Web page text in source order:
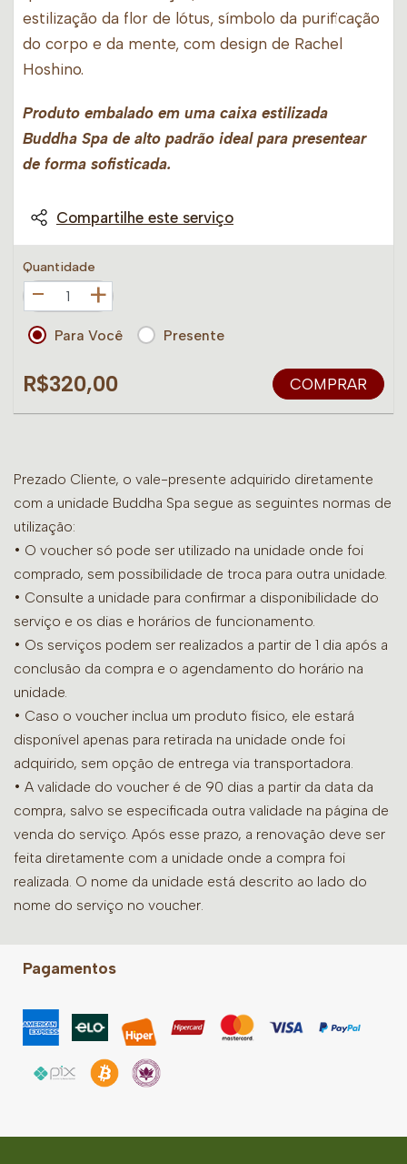
estilização da flor de lótus, símbolo da purificação
do corpo e da mente, com design de Rachel
Hoshino.
Produto embalado em uma caixa estilizada
Buddha Spa de alto padrão ideal para presentear
de forma sofisticada.
Compartilhe este serviço
Quantidade
+
Para Você Presente
R$320,00 COMPRAR
Prezado Cliente, o vale-presente adquirido diretamente
com a unidade Buddha Spa segue as seguintes normas de
utilização:
• O voucher só pode ser utilizado na unidade onde foi
comprado, sem possibilidade de troca para outra unidade.
• Consulte a unidade para confirmar a disponibilidade do
serviço e os dias e horários de funcionamento.
• Os serviços podem ser realizados a partir de 1 dia após a
conclusão da compra e o agendamento do horário na
unidade.
• Caso o voucher inclua um produto físico, ele estará
disponível apenas para retirada na unidade onde foi
adquirido, sem opção de entrega via transportadora.
• A validade do voucher é de 90 dias a partir da data da
compra, salvo se especificada outra validade na página de
venda do serviço. Após esse prazo, a renovação deve ser
feita diretamente com a unidade onde a compra foi
realizada. O nome da unidade está descrito ao lado do
nome do serviço no voucher.
Pagamentos